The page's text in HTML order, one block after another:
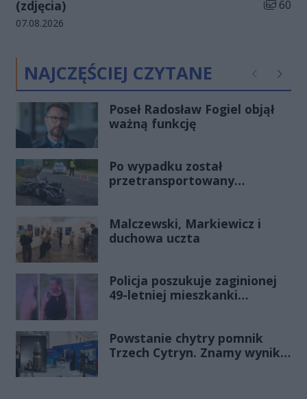
(zdjęcia)
Liczba
60
Data dodania galerii:
07.08.2026
NAJCZĘŚCIEJ CZYTANE Poprzednie
Poseł Radosław Fogiel objął
ważną funkcję
Po wypadku został
przetransportowany
Malczewski, Markiewicz i
duchowa uczta
Policja poszukuje zaginionej
49-letniej mieszkanki
Powstanie chytry pomnik
Trzech Cytryn. Znamy wyniki